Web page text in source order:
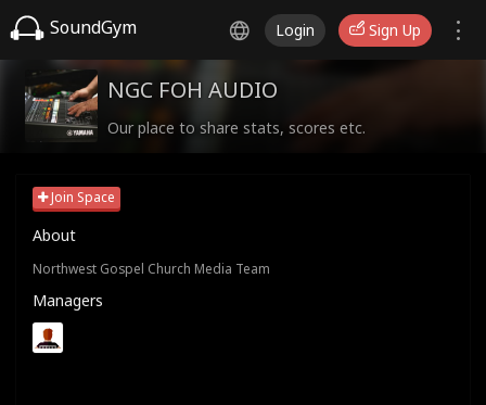
SoundGym Login Sign Up
NGC FOH AUDIO
Our place to share stats, scores etc.
Join Space
About
Northwest Gospel Church Media Team
Managers